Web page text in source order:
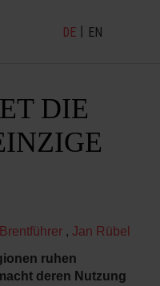
DE EN
DIE
, Jan Rübel
ruhen
deren Nutzung